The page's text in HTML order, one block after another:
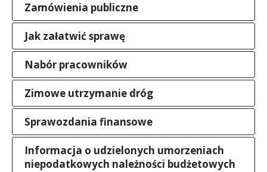
Zamówienia publiczne
Jak załatwić sprawę
Nabór pracowników
Zimowe utrzymanie dróg
Sprawozdania finansowe
Informacja o udzielonych umorzeniach
niepodatkowych należności budżetowych